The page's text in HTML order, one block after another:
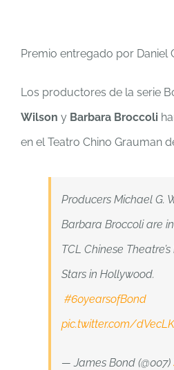
Premio entregado por Daniel
Los productores de la serie
Wilson y Barbara Broccoli
en el Teatro Chino Grauman
Producers Michael G.
Barbara Broccoli are
TCL Chinese
Stars in Hollywood.
#60yearsofBond
pic.twitter.com/
— James Bond (@007)